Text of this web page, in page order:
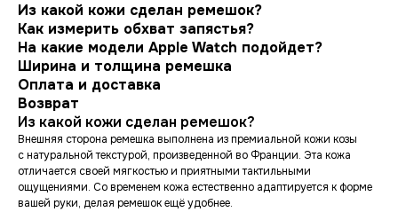
Из какой кожи сделан ремешок?
Как измерить обхват запястья?
На какие модели Apple Watch подойдет?
Ширина и толщина ремешка
Оплата и доставка
Возврат
Из какой кожи сделан ремешок?
Внешняя сторона ремешка выполнена из премиальной кожи козы
с натуральной текстурой, произведенной во Франции. Эта кожа
отличается своей мягкостью и приятными тактильными
ощущениями. Со временем кожа естественно адаптируется к форме
вашей руки, делая ремешок ещё удобнее.